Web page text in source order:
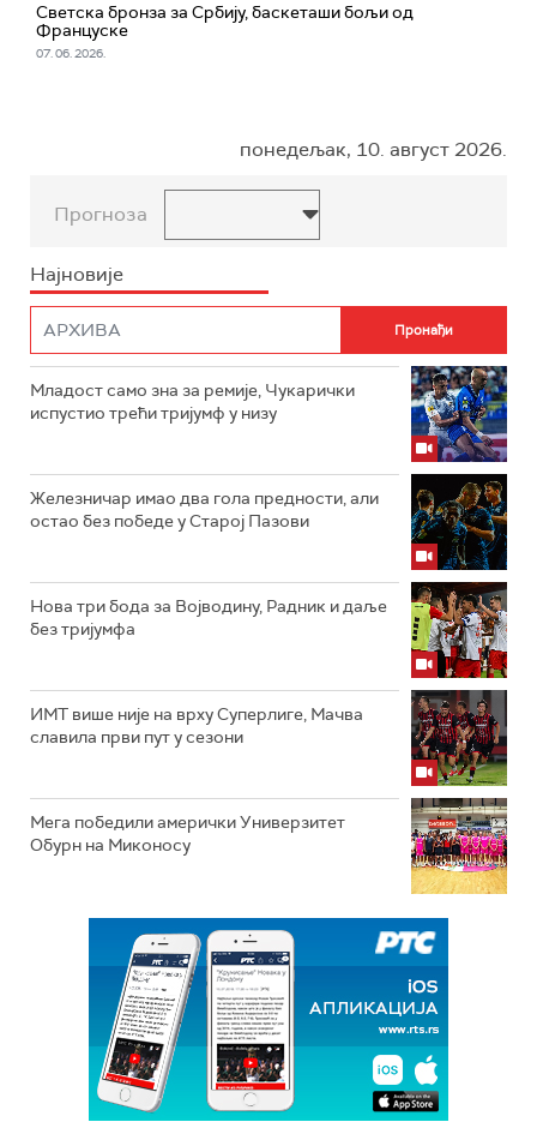
Светска бронза за Србију, баскеташи бољи од
Француске
07. 06. 2026.
понедељак, 10. август 2026.
Прогноза
Најновије
Младост само зна за ремије, Чукарички
испустио трећи тријумф у низу
Железничар имао два гола предности, али
остао без победе у Старој Пазови
Нова три бода за Војводину, Радник и даље
без тријумфа
ИМТ више није на врху Суперлиге, Мачва
славила први пут у сезони
Мега победили амерички Универзитет
Обурн на Миконосу